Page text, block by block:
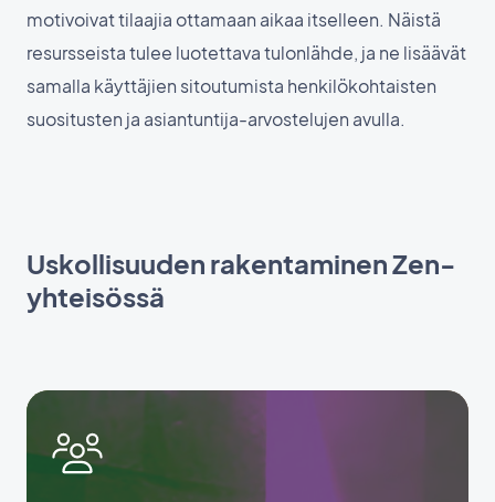
motivoivat tilaajia ottamaan aikaa itselleen. Näistä
resursseista tulee luotettava tulonlähde, ja ne lisäävät
samalla käyttäjien sitoutumista henkilökohtaisten
suositusten ja asiantuntija-arvostelujen avulla.
Uskollisuuden rakentaminen Zen-
yhteisössä